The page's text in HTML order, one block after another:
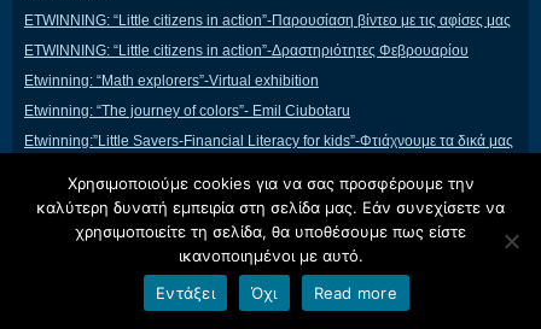
ETWINNING: “Little citizens in action”-Παρουσίαση βίντεο με τις αφίσες μας
ETWINNING: “Little citizens in action”-Δραστηριότητες Φεβρουαρίου
Etwinning: “Math explorers”-Virtual exhibition
Etwinning: “The journey of colors”- Emil Ciubotaru
Etwinning:”Little Savers-Financial Literacy for kids”-Φτιάχνουμε τα δικά μας
Etwinning:”Little Savers-Financial Literacy for kids”- Κοινό έργο με διάφορα
υλικά
Etwinning:”Little Savers-Financial Literacy for kids”- Πώς να Εκπαιδεύσετε
τα Παιδιά στη Διαχείριση Χρημάτων
Χρησιμοποιούμε cookies για να σας προσφέρουμε την
καλύτερη δυνατή εμπειρία στη σελίδα μας. Εάν συνεχίσετε να
χρησιμοποιείτε τη σελίδα, θα υποθέσουμε πως είστε
ικανοποιημένοι με αυτό.
Εντάξει
Όχι Read more